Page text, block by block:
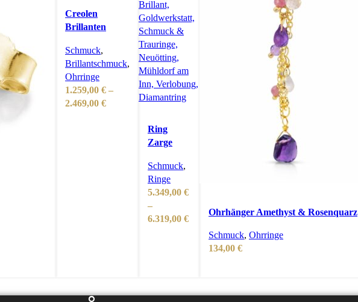
Creolen
Brillanten
Schmuck,
Brillantschmuck,
Ohrringe
1.259,00 € –
2.469,00 €Preisspanne:
Ring
Zarge
Schmuck,
Ringe
5.349,00 €
–
6.319,00 €Preisspanne:
5.349,00 €
Ohrhänger Amethyst & Rosenquarz
Schmuck, Ohrringe
134,00 €